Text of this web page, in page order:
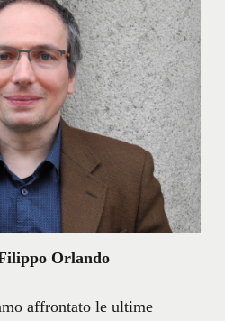
Orlando
affrontato le ultime